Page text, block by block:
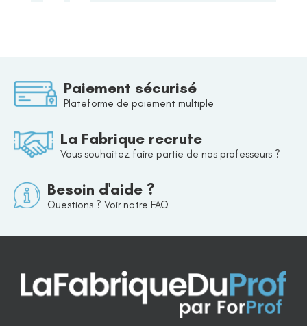
Paiement sécurisé
Plateforme de paiement multiple
La Fabrique recrute
Vous souhaitez faire partie de nos professeurs ?
Besoin d'aide ?
Questions ? Voir notre FAQ